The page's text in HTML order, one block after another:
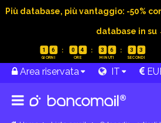
Più database, più vantaggio: -50%
database in su
1 6 0 4 3 6 3 2
Area riservata IT